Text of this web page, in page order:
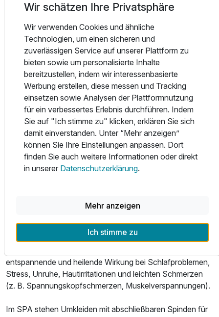
SPA-Bereich bringt.
Essen und Trinken
Das Restaurant und die anegliederte Bar wurden bereits
mehrfach von vielen bekannten Guides als eines der
besten der Region bewertet. Klassisches Küchenhandwerk
trifft auf saisonale Produkte. Das Restaurant im Hotel
Westhoff ist bekannt für seine schmackhaften Gerichte
von guter Qualität und schöner Präsentation. Die Küche
wird oft als Gourmetküche oder französische Küche
beschrieben. Es gibt zudem eine zwanglose Bierstube,
genannt "Stukenklause", die eine separate Speisekarte mit
traditionelleren Gerichten wie Schnitzel, BBQ-Rippchen
und Currywurst anbietet.
zu 90°C heißen finnischen Sauna oder als "Einsteiger" in
etherische "Uralt Lavendel-Dampfbad" bringt den
Stresspegel ganz behutsam zurück auf ein
entspannende und heilende Wirkung bei Schlafproblemen,
Stress, Unruhe, Hautirritationen und leichten Schmerzen
(z. B. Spannungskopfschmerzen, Muskelverspannungen).
Im SPA stehen Umkleiden mit abschließbaren Spinden für
Wir schätzen Ihre Privatsphäre
Wir verwenden Cookies und ähnliche
Technologien, um einen sicheren und
zuverlässigen Service auf unserer Plattform zu
bieten sowie um personalisierte Inhalte
bereitzustellen, indem wir interessenbasierte
Werbung erstellen, diese messen und Tracking
einsetzen sowie Analysen der Plattformnutzung
für ein verbessertes Erlebnis durchführen. Indem
Sie auf "Ich stimme zu" klicken, erklären Sie sich
damit einverstanden. Unter “Mehr anzeigen”
können Sie Ihre Einstellungen anpassen. Dort
finden Sie auch weitere Informationen oder direkt
in unserer Datenschutzerklärung.
Mehr anzeigen
Ich stimme zu